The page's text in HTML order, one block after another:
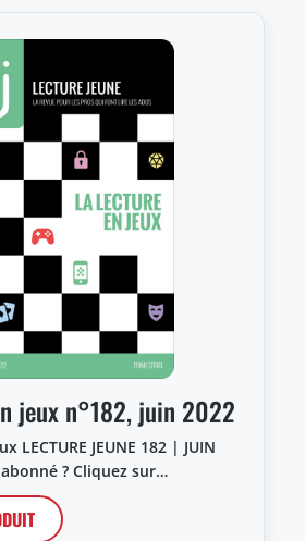
jeux n°182, juin 2022
LECTURE JEUNE 182 | JUIN
? Cliquez sur…